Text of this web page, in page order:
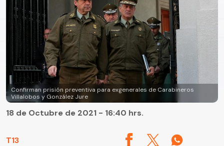
Confirman prisión preventiva para exgenerales de Carabineros
Villalobos y González Jure
T13
18 de Octubre de 2021 - 16:40 hrs.